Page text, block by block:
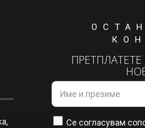
Се согласувам со